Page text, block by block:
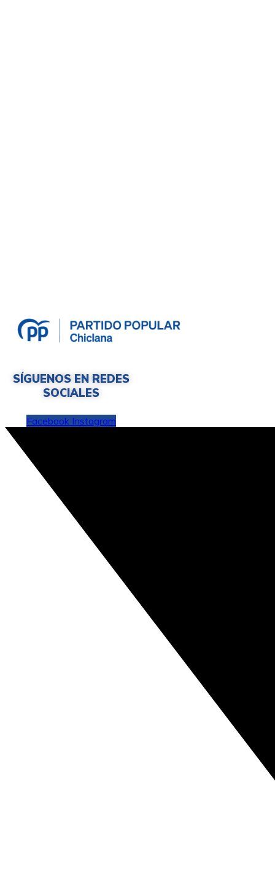
SÍGUENOS EN REDES
SOCIALES
Facebook Instagram